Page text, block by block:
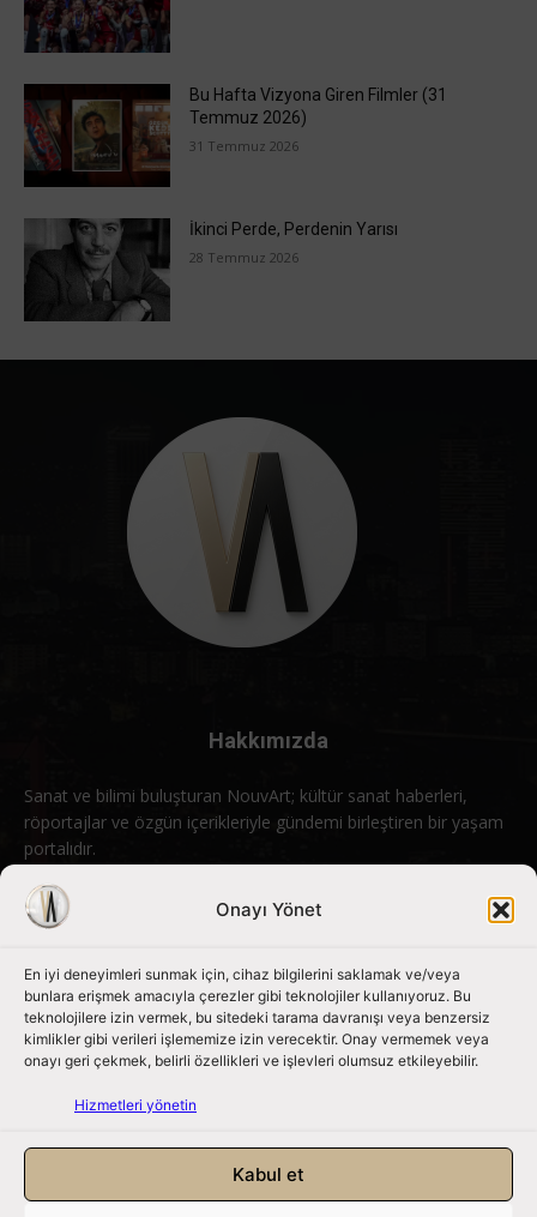
Onayı Yönet
En iyi deneyimleri sunmak için, cihaz bilgilerini saklamak ve/veya
bunlara erişmek amacıyla çerezler gibi teknolojiler kullanıyoruz. Bu
teknolojilere izin vermek, bu sitedeki tarama davranışı veya benzersiz
kimlikler gibi verileri işlememize izin verecektir. Onay vermemek veya
onayı geri çekmek, belirli özellikleri ve işlevleri olumsuz etkileyebilir.
Hizmetleri yönetin
Kabul et
Bu Hafta Vizyona Giren Filmler (31
Temmuz 2026)
31 Temmuz 2026
İkinci Perde, Perdenin Yarısı
28 Temmuz 2026
Hakkımızda
Sanat ve bilimi buluşturan NouvArt; kültür sanat haberleri,
röportajlar ve özgün içerikleriyle gündemi birleştiren bir yaşam
portalıdır.
Bizimle iletişime geçin: info@nouvart.net
Bizi Takip Edin